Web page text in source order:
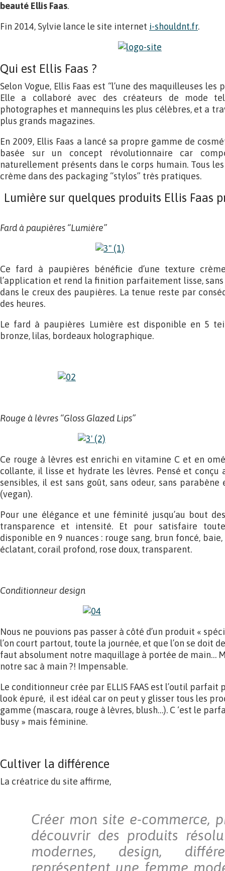
beauté Ellis Faas.
Fin 2014, Sylvie lance le site internet i-shouldnt.fr.
Qui est Ellis Faas ?
Selon Vogue, Ellis Faas est “l’une des maquilleuses
Elle a collaboré avec des créateurs de mode
photographes et mannequins les plus célèbres, et a
plus grands magazines.
En 2009, Ellis Faas a lancé sa propre gamme de
basée sur un concept révolutionnaire car
naturellement présents dans le corps humain. Tous
crème dans des packaging “stylos” très pratiques.
Lumière sur quelques produits Ellis Faas
Fard à paupières “Lumière”
Ce fard à paupières bénéficie d’une texture
l’application et rend la finition parfaitement lisse,
dans le creux des paupières. La tenue reste par
des heures.
Le fard à paupières Lumière est disponible en 5
bronze, lilas, bordeaux holographique.
Rouge à lèvres “Gloss Glazed Lips”
Ce rouge à lèvres est enrichi en vitamine C et en
collante, il lisse et hydrate les lèvres. Pensé et conçu
sensibles, il est sans goût, sans odeur, sans
(vegan).
Pour une élégance et une féminité jusqu’au bout
transparence et intensité. Et pour satisfaire
disponible en 9 nuances : rouge sang, brun foncé,
éclatant, corail profond, rose doux, transparent.
Conditionneur design
Nous ne pouvions pas passer à côté d’un produit «
l’on court partout, toute la journée, et que l’on se doit
faut absolument notre maquillage à portée de main…
notre sac à main ?! Impensable.
Le conditionneur crée par ELLIS FAAS est l’outil parfait
look épuré, il est idéal car on peut y glisser tous les
gamme (mascara, rouge à lèvres, blush…). C ‘est le
busy » mais féminine.
Cultiver la différence
La créatrice du site affirme,
Créer mon site e-commerce,
découvrir des produits
modernes, design,
représentent une femme